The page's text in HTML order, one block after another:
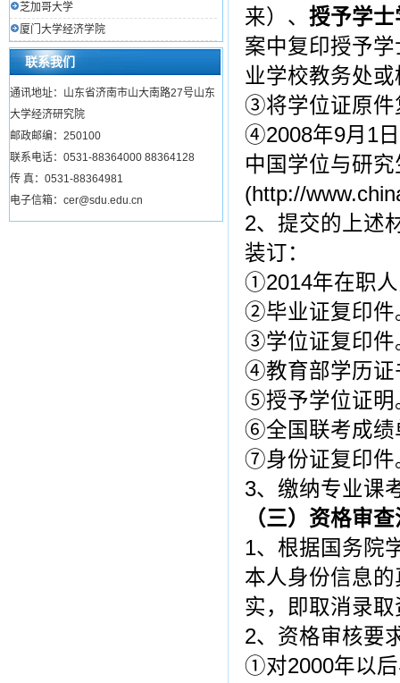
芝加哥大学
厦门大学经济学院
联系我们
通讯地址：山东省济南市山大南路27号山东
大学经济研究院
邮政邮编：250100
联系电话：0531-88364000 88364128
传 真：0531-88364981
电子信箱：cer@sdu.edu.cn
来）、 授予学
案中复印授予
业学校教务处
③将学位证原件
④2008年9月1
中国学位与研
(http://
2、提交的上述
装订：
①2014年在职人
②毕业证复印件
③学位证复印件
④教育部学历证
⑤授予学位证明
⑥全国联考成绩
⑦身份证复印件
3、缴纳专业课
（三）资格审
1、根据国务院
本人身份信息
实，即取消录
2、资格审核要
①对2000年以后